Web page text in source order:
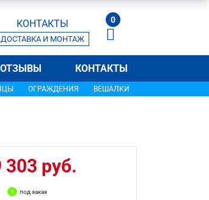
КОНТАКТЫ
ДОСТАВКА И МОНТАЖ
0
ОТЗЫВЫ КОНТАКТЫ
ОГРАЖДЕНИЯ ВЕШАЛКИ
303 руб.
под заказ